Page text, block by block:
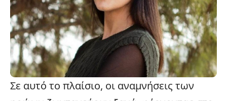
Σε αυτό το πλαίσιο, οι αναμνήσεις των